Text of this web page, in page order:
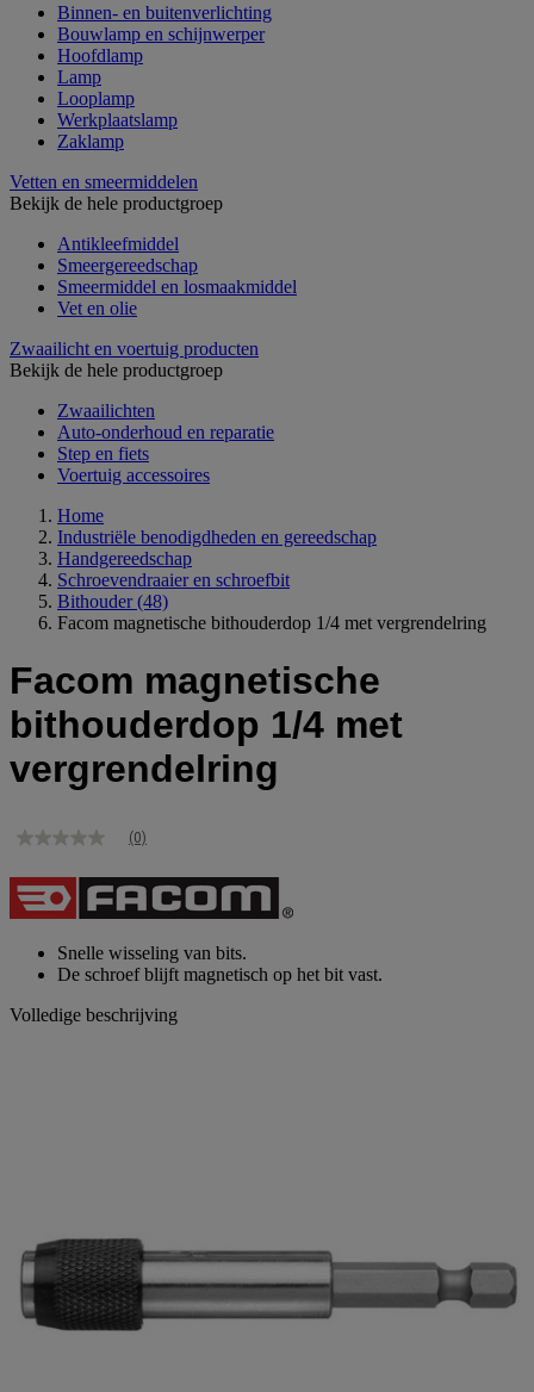
Binnen- en buitenverlichting
Bouwlamp en schijnwerper
Hoofdlamp
Lamp
Looplamp
Werkplaatslamp
Zaklamp
Vetten en smeermiddelen
Bekijk de hele productgroep
Antikleefmiddel
Smeergereedschap
Smeermiddel en losmaakmiddel
Vet en olie
Zwaailicht en voertuig producten
Bekijk de hele productgroep
Zwaailichten
Auto-onderhoud en reparatie
Step en fiets
Voertuig accessoires
Home
Industriële benodigdheden en gereedschap
Handgereedschap
Schroevendraaier en schroefbit
Bithouder (48)
Facom magnetische bithouderdop 1/4 met vergrendelring
Facom magnetische
bithouderdop 1/4 met
vergrendelring
Geen
Dezelfde
paginalink.
(0)
Snelle wisseling van bits.
De schroef blijft magnetisch op het bit vast.
Volledige beschrijving